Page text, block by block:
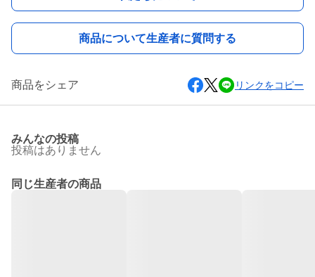
商品について生産者に質問する
商品をシェア リンクをコピー
みんなの投稿
投稿はありません
同じ生産者の商品